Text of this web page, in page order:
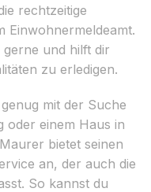
rechtzeitige
Einwohnermeldeamt.
und hilft dir
zu erledigen.
mit der Suche
oder einem Haus in
bietet seinen
an, der auch die
So kannst du